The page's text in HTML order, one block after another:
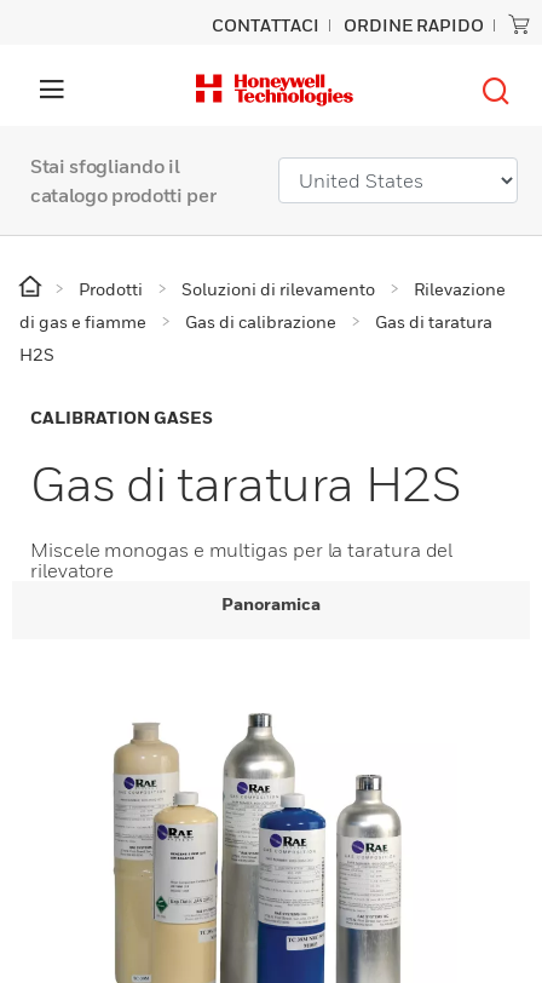
CONTATTACI ORDINE RAPIDO
Stai sfogliando il
catalogo prodotti per
Prodotti Soluzioni di rilevamento
Rilevazione
di gas e fiamme
Gas di calibrazione
Gas di taratura
H2S
CALIBRATION GASES
Gas di taratura H2S
Miscele monogas e multigas per la taratura del
rilevatore
Panoramica